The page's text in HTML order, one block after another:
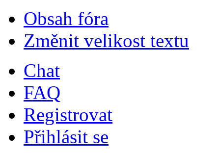
Obsah fóra
Změnit velikost textu
Chat
FAQ
Registrovat
Přihlásit se